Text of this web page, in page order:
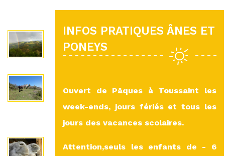
INFOS PRATIQUES ÂNES ET
PONEYS
Ouvert de Pâques à Toussaint les
week-ends, jours fériés et tous les
jours des vacances scolaires.
Attention,seuls les enfants de - 6